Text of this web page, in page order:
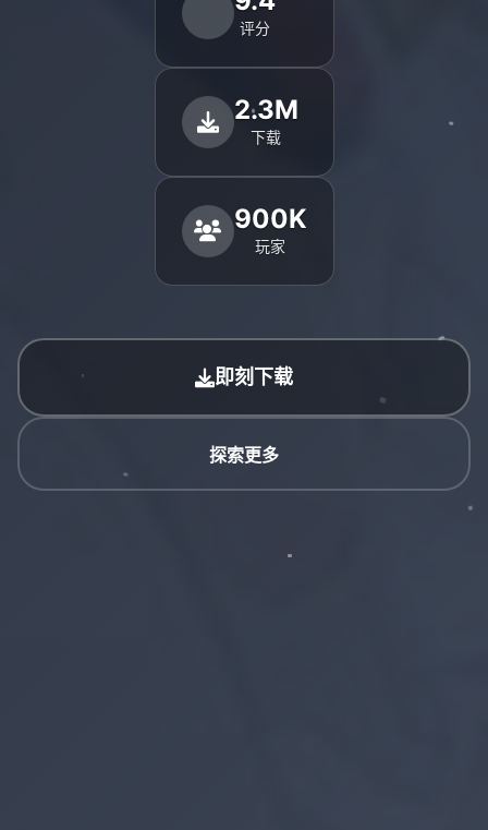
评分
2.3M
下载
900K
玩家
即刻下载
探索更多